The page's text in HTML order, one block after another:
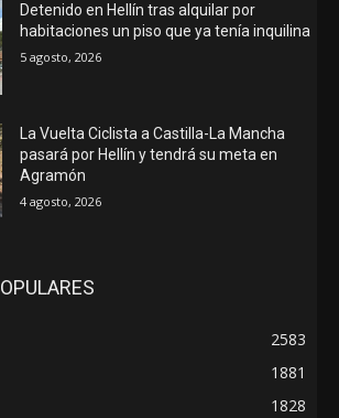
Detenido en Hellín tras alquilar por
habitaciones un piso que ya tenía inquilina
5 agosto, 2026
La Vuelta Ciclista a Castilla-La Mancha
pasará por Hellín y tendrá su meta en
Agramón
4 agosto, 2026
2583
1881
1828